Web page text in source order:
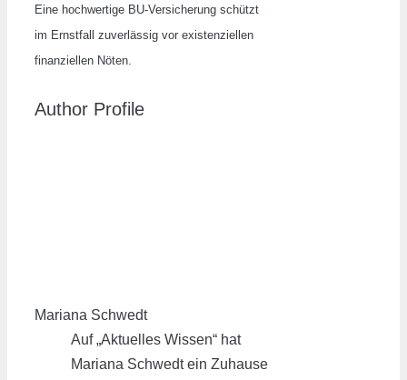
Eine hochwertige BU-Versicherung schützt
im Ernstfall zuverlässig vor existenziellen
finanziellen Nöten.
Author Profile
Mariana Schwedt
Auf „Aktuelles Wissen“ hat
Mariana Schwedt ein Zuhause